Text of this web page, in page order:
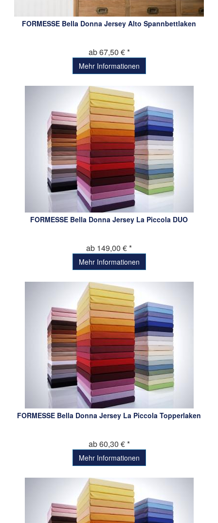
FORMESSE Bella Donna Jersey Alto Spannbettlaken
ab 67,50 € *
Mehr Informationen
FORMESSE Bella Donna Jersey La Piccola DUO
ab 149,00 € *
Mehr Informationen
FORMESSE Bella Donna Jersey La Piccola Topperlaken
ab 60,30 € *
Mehr Informationen